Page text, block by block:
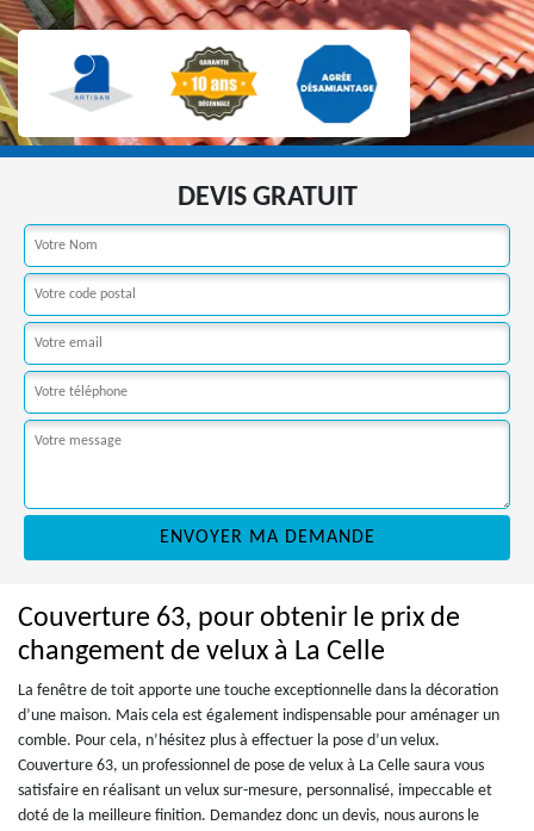
DEVIS GRATUIT
Couverture 63, pour obtenir le prix de
changement de velux à La Celle
La fenêtre de toit apporte une touche exceptionnelle dans la décoration
d’une maison. Mais cela est également indispensable pour aménager un
comble. Pour cela, n’hésitez plus à effectuer la pose d’un velux.
Couverture 63, un professionnel de pose de velux à La Celle saura vous
satisfaire en réalisant un velux sur-mesure, personnalisé, impeccable et
doté de la meilleure finition. Demandez donc un devis, nous aurons le